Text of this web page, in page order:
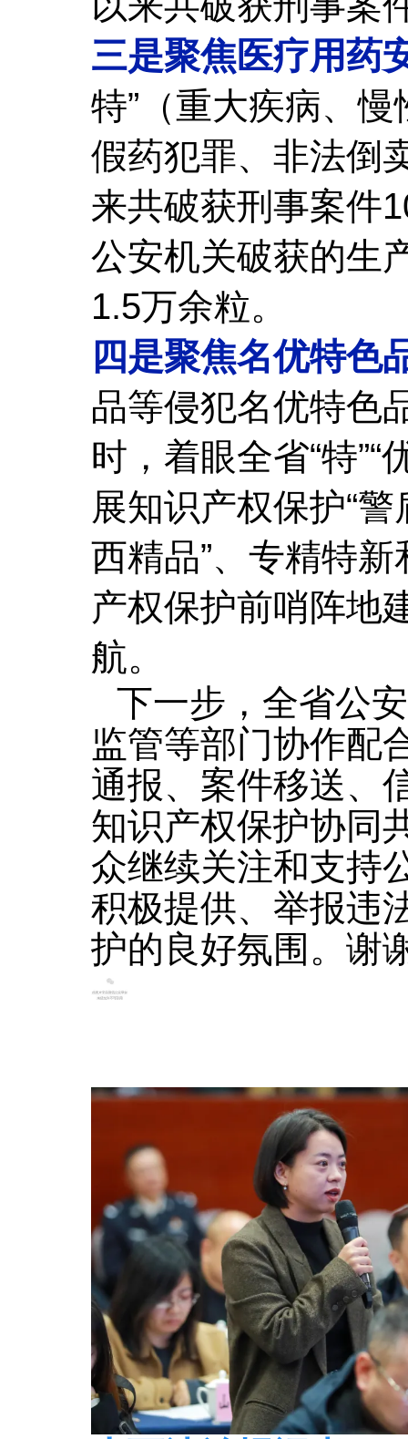
三是聚焦医疗用药
特”（重大疾病、
假药犯罪、非法倒
来共破获刑事案件
公安机关破获的生
1.5万余粒。
四是聚焦名优特色
品等侵犯名优特色
时，着眼全省“特
展知识产权保护“
西精品”、专精特
产权保护前哨阵地
航。
下一步，全省公
监管等部门协作配
通报、案件移送、
知识产权保护协同
众继续关注和支持
积极提供、举报违
护的良好氛围。谢